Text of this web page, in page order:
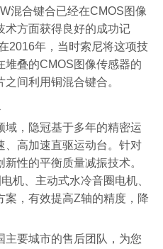
混合键合已经在CMOS图像
术方面获得良好的成功记
2016年，当时索尼将这项技
堆叠的CMOS图像传感器的
间利用铜混合键合。
域，隐冠基于多年的精密运
、高加速直驱运动台。针对
性的平衡质量减振技术。
机、主动式水冷音圈电机、
案，有效提高Z轴的精度，降
主要城市的售后团队，为您